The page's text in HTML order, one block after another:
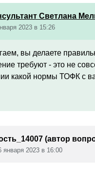
Светлана
2023 в 15:26
вы делаете
требуют - это не
какой нормы ТОФК с
(автор
января 2023 в 16:00